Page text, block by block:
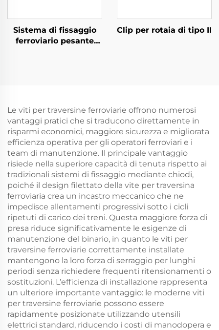
Sistema di fissaggio
ferroviario pesante
Clip per rotaia di tipo II
Le viti per traversine ferroviarie offrono numerosi
vantaggi pratici che si traducono direttamente in
risparmi economici, maggiore sicurezza e migliorata
efficienza operativa per gli operatori ferroviari e i
team di manutenzione. Il principale vantaggio
risiede nella superiore capacità di tenuta rispetto ai
tradizionali sistemi di fissaggio mediante chiodi,
poiché il design filettato della vite per traversina
ferroviaria crea un incastro meccanico che ne
impedisce allentamenti progressivi sotto i cicli
ripetuti di carico dei treni. Questa maggiore forza di
presa riduce significativamente le esigenze di
manutenzione del binario, in quanto le viti per
traversine ferroviarie correttamente installate
mantengono la loro forza di serraggio per lunghi
periodi senza richiedere frequenti ritensionamenti o
sostituzioni. L’efficienza di installazione rappresenta
un ulteriore importante vantaggio: le moderne viti
per traversine ferroviarie possono essere
rapidamente posizionate utilizzando utensili
elettrici standard, riducendo i costi di manodopera e